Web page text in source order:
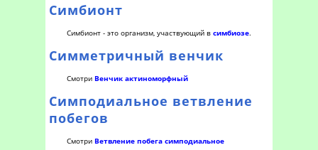
Симбионт
Симбионт - это организм, участвующий в симбиозе.
Симметричный венчик
Смотри Венчик актиноморфный
Симподиальное ветвление
побегов
Смотри Ветвление побега симподиальное